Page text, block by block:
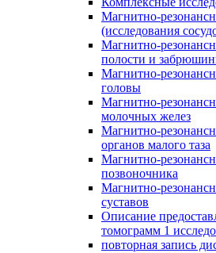
Магнитно-
(исследования
Магнитно-
полости и
Магнитно-
головы
Магнитно-
молочных желез
Магнитно-
органов малого таза
Магнитно-
позвоночника
Магнитно-
суставов
Описание
томограмм 1
повторная запись